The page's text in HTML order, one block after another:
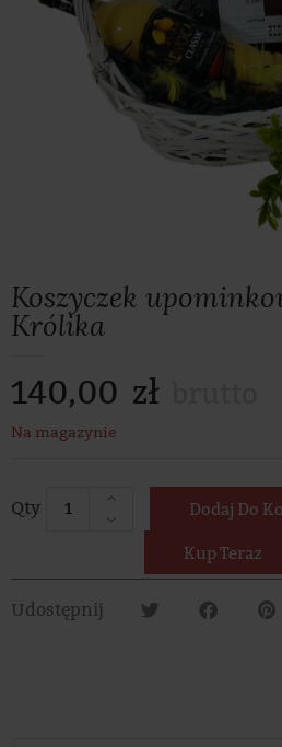
Koszyczek
Królika
140,00 zł
Na magazynie
Dodaj Do
Kup Teraz
Udostępnij